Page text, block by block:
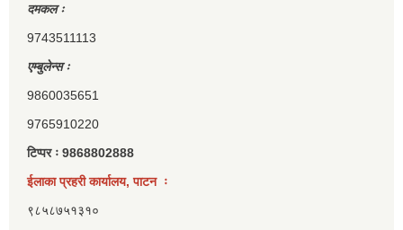
दमकल ः
9743511113
एम्बुलेन्स ः
9860035651
9765910220
टिप्पर ः 9868802888
ईलाका प्रहरी कार्यालय, पाटन ः
९८५८७५१३१०